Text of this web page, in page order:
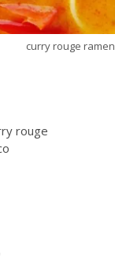
curry rouge ramen
rouge